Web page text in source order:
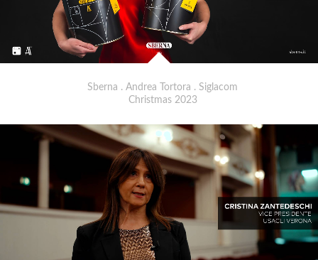
Sberna . Andrea Tortora . Siglacom
Christmas 2023